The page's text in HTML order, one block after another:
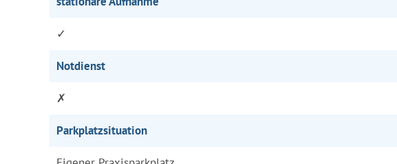
✓
Notdienst
✗
Parkplatzsituation